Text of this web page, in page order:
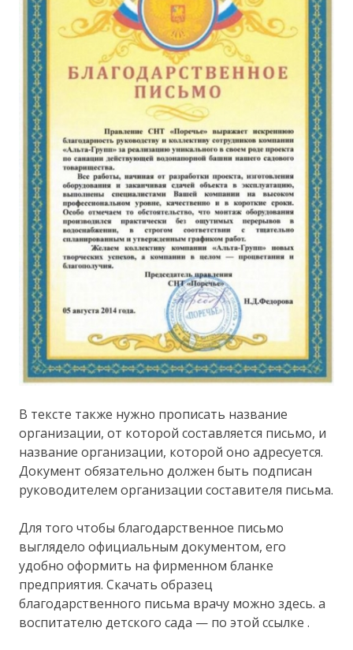
В тексте также нужно прописать название
организации, от которой составляется письмо, и
название организации, которой оно адресуется.
Документ обязательно должен быть подписан
руководителем организации составителя письма.
Для того чтобы благодарственное письмо
выглядело официальным документом, его
удобно оформить на фирменном бланке
предприятия. Скачать образец
благодарственного письма врачу можно здесь. а
воспитателю детского сада — по этой ссылке .